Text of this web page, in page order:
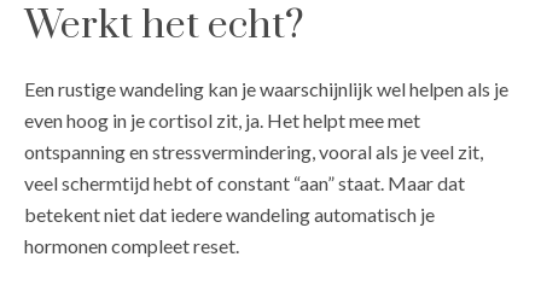
Werkt het echt?
Een rustige wandeling kan je waarschijnlijk wel helpen als je
even hoog in je cortisol zit, ja. Het helpt mee met
ontspanning en stressvermindering, vooral als je veel zit,
veel schermtijd hebt of constant “aan” staat. Maar dat
betekent niet dat iedere wandeling automatisch je
hormonen compleet reset.